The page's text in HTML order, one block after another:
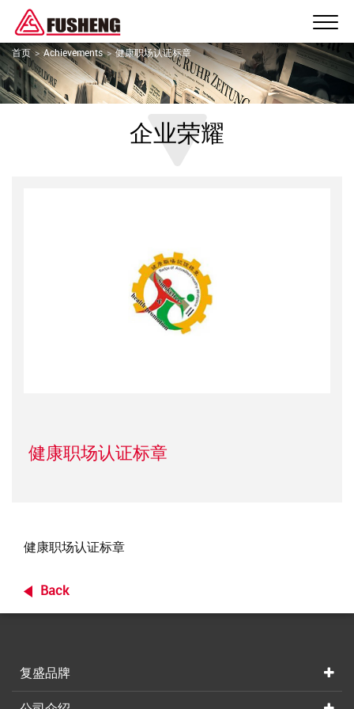
首页 Achievements 健康职场认证标章
企业荣耀
健康职场认证标章
健康职场认证标章
Back
复盛品牌